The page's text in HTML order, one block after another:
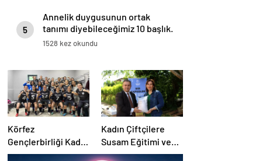
5
Annelik duygusunun ortak
tanımı diyebileceğimiz 10 başlık.
1528 kez okundu
Körfez
Gençlerbirliği Kadın
Takımı Çeyrek
Kadın Çiftçilere
Susam Eğitimi ve
Tohum Desteği